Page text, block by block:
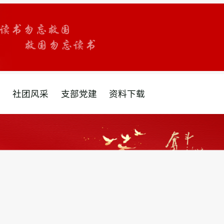
社团风采 支部党建 资料下载